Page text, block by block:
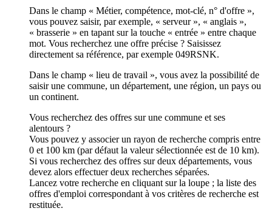
Dans le champ « Métier, compétence, mot-clé, n° d'offre »,
vous pouvez saisir, par exemple, « serveur », « anglais »,
« brasserie » en tapant sur la touche « entrée » entre chaque
mot. Vous recherchez une offre précise ? Saisissez
directement sa référence, par exemple 049RSNK.
Dans le champ « lieu de travail », vous avez la possibilité de
saisir une commune, un département, une région, un pays ou
un continent.
Vous recherchez des offres sur une commune et ses
alentours ?
Vous pouvez y associer un rayon de recherche compris entre
0 et 100 km (par défaut la valeur sélectionnée est de 10 km).
Si vous recherchez des offres sur deux départements, vous
devez alors effectuer deux recherches séparées.
Lancez votre recherche en cliquant sur la loupe ; la liste des
offres d'emploi correspondant à vos critères de recherche est
restituée.